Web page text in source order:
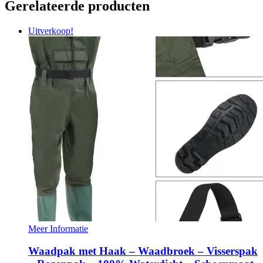
Gerelateerde producten
Uitverkoop!
Meer Informatie
Waadpak met Haak – Waadbroek – Visserspak